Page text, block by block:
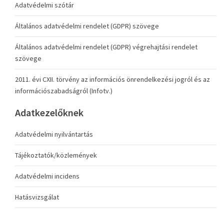
Adatvédelmi szótár
Általános adatvédelmi rendelet (GDPR) szövege
Általános adatvédelmi rendelet (GDPR) végrehajtási rendelet
szövege
2011. évi CXII. törvény az információs önrendelkezési jogról és az
információszabadságról (Infotv.)
Adatkezelőknek
Adatvédelmi nyilvántartás
Tájékoztatók/közlemények
Adatvédelmi incidens
Hatásvizsgálat